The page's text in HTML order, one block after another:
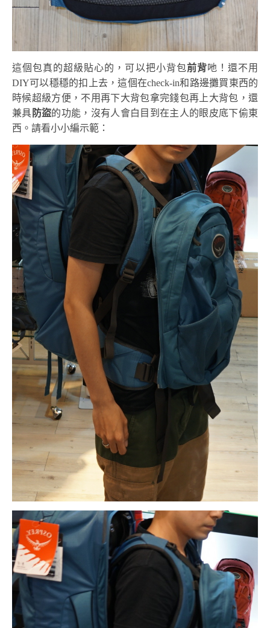
這個包真的超級貼心的，可以把小背包前背吔！還不用
DIY可以穩穩的扣上去，這個在check-in和路邊攤買東西的
時候超級方便，不用再下大背包拿完錢包再上大背包，還
兼具 防盜的功能，沒有人會白目到在主人的眼皮底下偷東
西。請看小小編示範：